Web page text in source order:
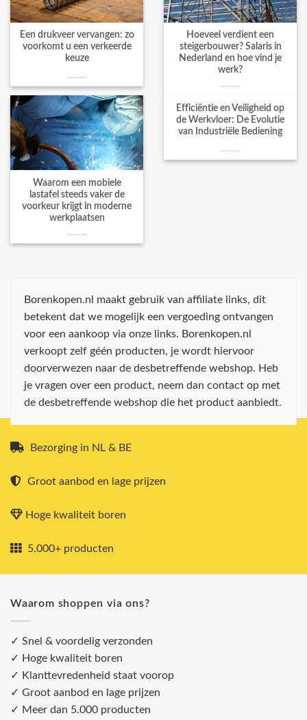
Een drukveer vervangen: zo
voorkomt u een verkeerde
keuze
Hoeveel verdient een
steigerbouwer? Salaris in
Nederland en hoe vind je
werk?
Waarom een mobiele
lastafel steeds vaker de
voorkeur krijgt in moderne
werkplaatsen
Efficiëntie en Veiligheid op
de Werkvloer: De Evolutie
van Industriële Bediening
Borenkopen.nl maakt gebruik van affiliate links, dit
betekent dat we mogelijk een vergoeding ontvangen
voor een aankoop via onze links. Borenkopen.nl
verkoopt zelf géén producten, je wordt hiervoor
doorverwezen naar de desbetreffende webshop. Heb
je vragen over een product, neem dan contact op met
de desbetreffende webshop die het product aanbiedt.
Bezorging in NL & BE
Groot aanbod en lage prijzen
Hoge kwaliteit boren
5.000+ producten
Waarom shoppen via ons?
✓ Snel & voordelig verzonden
✓ Hoge kwaliteit boren
✓ Klanttevredenheid staat voorop
✓ Groot aanbod en lage prijzen
✓ Meer dan 5.000 producten